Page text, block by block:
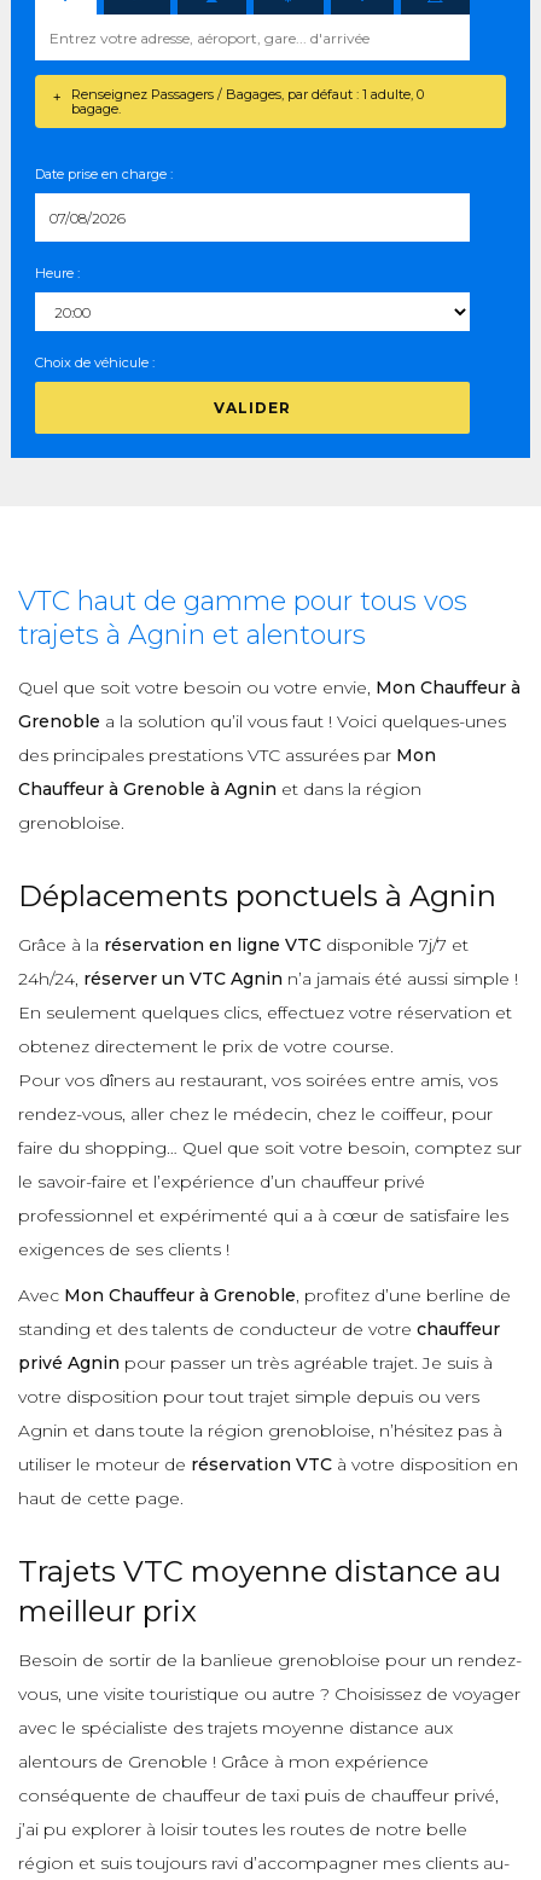
Renseignez Passagers / Bagages, par défaut : 1 adulte, 0
bagage.
+
Date prise en charge :
Heure :
Choix de véhicule :
VALIDER
VTC haut de gamme pour tous vos
trajets à Agnin et alentours
Quel que soit votre besoin ou votre envie, Mon Chauffeur à
Grenoble a la solution qu’il vous faut ! Voici quelques-unes
des principales prestations VTC assurées par Mon
Chauffeur à Grenoble à Agnin et dans la région
grenobloise.
Déplacements ponctuels à Agnin
Grâce à la réservation en ligne VTC disponible 7j/7 et
24h/24, réserver un VTC Agnin n’a jamais été aussi simple !
En seulement quelques clics, effectuez votre réservation et
obtenez directement le prix de votre course.
Pour vos dîners au restaurant, vos soirées entre amis, vos
rendez-vous, aller chez le médecin, chez le coiffeur, pour
faire du shopping… Quel que soit votre besoin, comptez sur
le savoir-faire et l’expérience d’un chauffeur privé
professionnel et expérimenté qui a à cœur de satisfaire les
exigences de ses clients !
Avec Mon Chauffeur à Grenoble, profitez d’une berline de
standing et des talents de conducteur de votre chauffeur
privé Agnin pour passer un très agréable trajet. Je suis à
votre disposition pour tout trajet simple depuis ou vers
Agnin et dans toute la région grenobloise, n’hésitez pas à
utiliser le moteur de réservation VTC à votre disposition en
haut de cette page.
Trajets VTC moyenne distance au
meilleur prix
Besoin de sortir de la banlieue grenobloise pour un rendez-
vous, une visite touristique ou autre ? Choisissez de voyager
avec le spécialiste des trajets moyenne distance aux
alentours de Grenoble ! Grâce à mon expérience
conséquente de chauffeur de taxi puis de chauffeur privé,
j’ai pu explorer à loisir toutes les routes de notre belle
région et suis toujours ravi d’accompagner mes clients au-